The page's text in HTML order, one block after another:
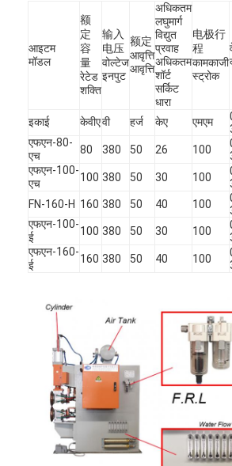
आइटम
मॉडल
额
定
容
量
रेटेड
शक्ति
输入
电压
वोल्टेज
इनपुट
额定
आवृत्ति
आवृत्ति
अधिकतम
लघुमार्ग
विद्युत
प्रवाह
अधिकतम
शॉर्ट
सर्किट
धारा
电极行
程
कामकाजी
स्ट्रोक
इकाई केवीएवी हर्ज केए एमएम
एफएन-80-
एच
80 380 50 26 100
एफएन-100-
एच
100 380 50 30 100
FN-160-H 160 380 50 40 100
एफएन-100-
ई
100 380 50 30 100
एफएन-160-
ई
160 380 50 40 100